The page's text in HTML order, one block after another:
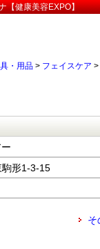
【健康美容EXPO】
・用品 > フェイスケア >
形1-3-15
そ